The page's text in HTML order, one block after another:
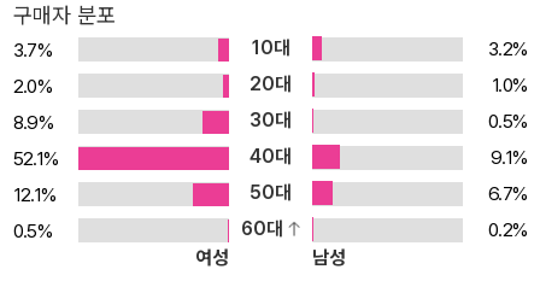
밀노트’ 코너에서 보충 설명하여 독자들의 이해를 도왔다. ― ‘과학자
소개 ? 과학 연대표 ? 체크, 핵심 내용 ? 이슈, 현대 과학 ? 찾아보
기’로 구성된 부록을 제공하여 독자에게 본문 주제와 관련한 다양한
정보를 제공하였다.
구매자 분포
3.7% 10대
3.2%
2.0%
20대
1.0%
8.9%
30대
0.5%
52.1%
40대
9.1%
12.1%
50대
6.7%
0.5%
60대
0.2%
여성
남성